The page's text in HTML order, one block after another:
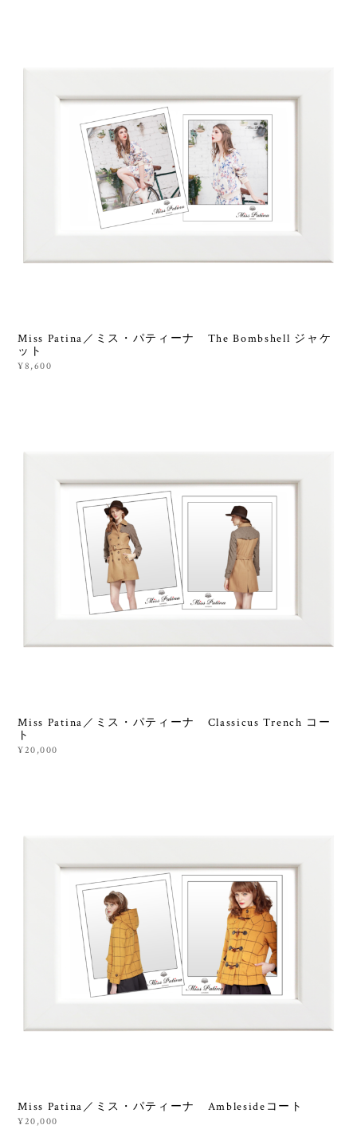
Miss Patina／ミス・パティーナ The Bombshell ジャケ
ット
¥8,600
Miss Patina／ミス・パティーナ Classicus Trench コー
ト
¥20,000
Miss Patina／ミス・パティーナ Amblesideコート
¥20,000